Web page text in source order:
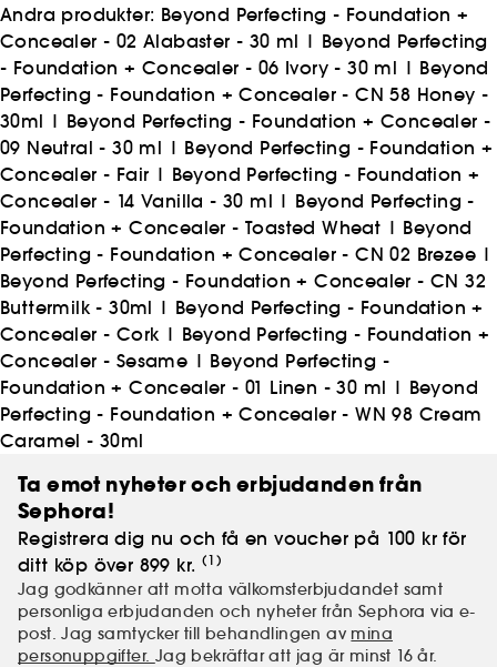
Andra produkter: Beyond Perfecting - Foundation +
Concealer - 02 Alabaster - 30 ml | Beyond Perfecting
- Foundation + Concealer - 06 Ivory - 30 ml | Beyond
Perfecting - Foundation + Concealer - CN 58 Honey -
30ml | Beyond Perfecting - Foundation + Concealer -
09 Neutral - 30 ml | Beyond Perfecting - Foundation +
Concealer - Fair | Beyond Perfecting - Foundation +
Concealer - 14 Vanilla - 30 ml | Beyond Perfecting -
Foundation + Concealer - Toasted Wheat | Beyond
Perfecting - Foundation + Concealer - CN 02 Brezee |
Beyond Perfecting - Foundation + Concealer - CN 32
Buttermilk - 30ml | Beyond Perfecting - Foundation +
Concealer - Cork | Beyond Perfecting - Foundation +
Concealer - Sesame | Beyond Perfecting -
Foundation + Concealer - 01 Linen - 30 ml | Beyond
Perfecting - Foundation + Concealer - WN 98 Cream
Caramel - 30ml
Ta emot nyheter och erbjudanden från
Sephora!
Registrera dig nu och få en voucher på 100 kr för
ditt köp över 899 kr. (1)
Jag godkänner att motta välkomsterbjudandet samt
personliga erbjudanden och nyheter från Sephora via e-
post. Jag samtycker till behandlingen av mina
personuppgifter. Jag bekräftar att jag är minst 16 år.